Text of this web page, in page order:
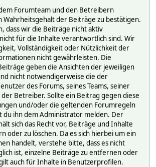
Forumteam und den Betreibern
Wahrheitsgehalt der Beiträge zu bestätigen.
dass wir die Beiträge nicht aktiv
für die Inhalte verantwortlich sind. Wir
Vollständigkeit oder Nützlichkeit der
nicht gewährleisten. Die
geben die Ansichten der jeweiligen
nicht notwendigerweise die der
des Forums, seines Teams, seiner
Betreiber. Sollte ein Beitrag gegen diese
und/oder die geltenden Forumregeln
du ihn dem Administrator melden. Der
sich das Recht vor, Beiträge und Inhalte
oder zu löschen. Da es sich hierbei um ein
handelt, verstehe bitte, dass es nicht
ist, einzelne Beiträge zu entfernen oder
auch für Inhalte in Benutzerprofilen.